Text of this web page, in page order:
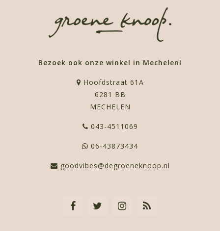
Bezoek ook onze winkel in Mechelen!
Hoofdstraat 61A
6281 BB
MECHELEN
043-4511069
06-43873434
goodvibes@degroeneknoop.nl